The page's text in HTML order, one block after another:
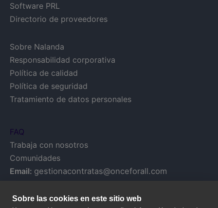
Software PRL
Directorio de proveedores
Sobre Nalanda
Responsabilidad corporativa
Política de calidad
Política de seguridad
Tratamiento de datos personales
FAQ
Trabaja con nosotros
Comunidades
Email: gestionacontratas@onceforall.com
Sobre las cookies en este sitio web